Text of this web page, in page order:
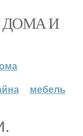
ДОМА И
мебель